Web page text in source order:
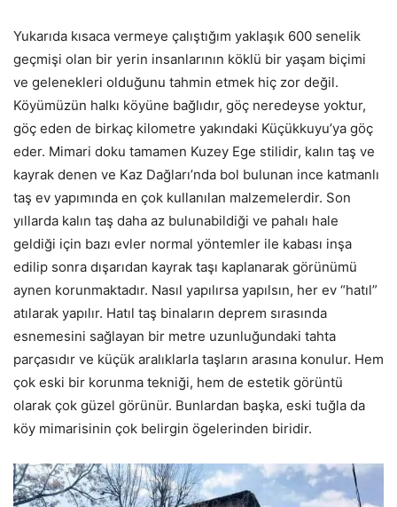
Yukarıda kısaca vermeye çalıştığım yaklaşık 600 senelik
geçmişi olan bir yerin insanlarının köklü bir yaşam biçimi
ve gelenekleri olduğunu tahmin etmek hiç zor değil.
Köyümüzün halkı köyüne bağlıdır, göç neredeyse yoktur,
göç eden de birkaç kilometre yakındaki Küçükkuyu’ya göç
eder. Mimari doku tamamen Kuzey Ege stilidir, kalın taş ve
kayrak denen ve Kaz Dağları’nda bol bulunan ince katmanlı
taş ev yapımında en çok kullanılan malzemelerdir. Son
yıllarda kalın taş daha az bulunabildiği ve pahalı hale
geldiği için bazı evler normal yöntemler ile kabası inşa
edilip sonra dışarıdan kayrak taşı kaplanarak görünümü
aynen korunmaktadır. Nasıl yapılırsa yapılsın, her ev “hatıl”
atılarak yapılır. Hatıl taş binaların deprem sırasında
esnemesini sağlayan bir metre uzunluğundaki tahta
parçasıdır ve küçük aralıklarla taşların arasına konulur. Hem
çok eski bir korunma tekniği, hem de estetik görüntü
olarak çok güzel görünür. Bunlardan başka, eski tuğla da
köy mimarisinin çok belirgin ögelerinden biridir.